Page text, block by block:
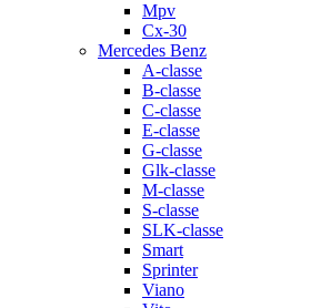
Mpv
Cx-30
Mercedes Benz
A-classe
B-classe
C-classe
E-classe
G-classe
Glk-classe
M-classe
S-classe
SLK-classe
Smart
Sprinter
Viano